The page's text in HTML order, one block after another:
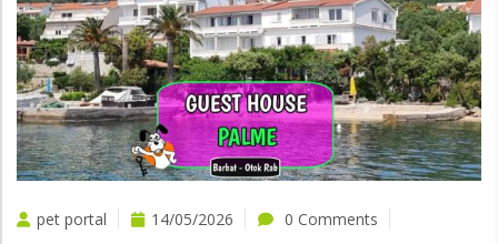
pet portal 14/05/2026
0 Comments